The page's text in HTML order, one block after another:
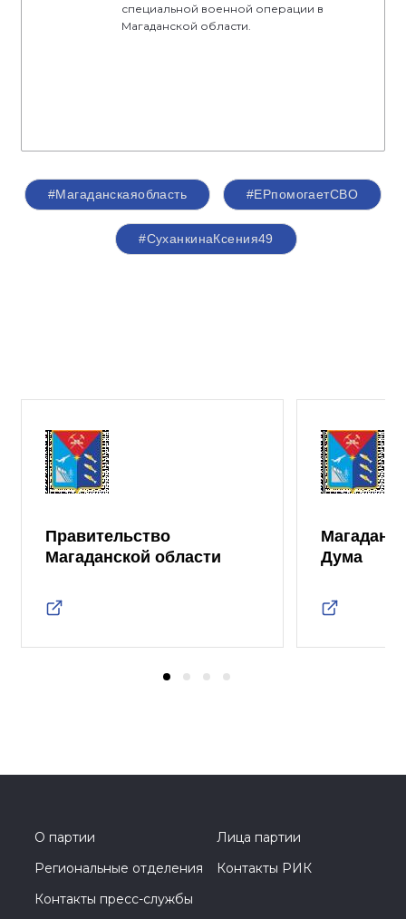
специальной военной операции в
Магаданской области.
#Магаданскаяобласть #ЕРпомогаетСВО
#СуханкинаКсения49
Правительство
Магаданской области
Дума
О партии
Лица партии
Региональные отделения
Контакты РИК
Контакты пресс-службы